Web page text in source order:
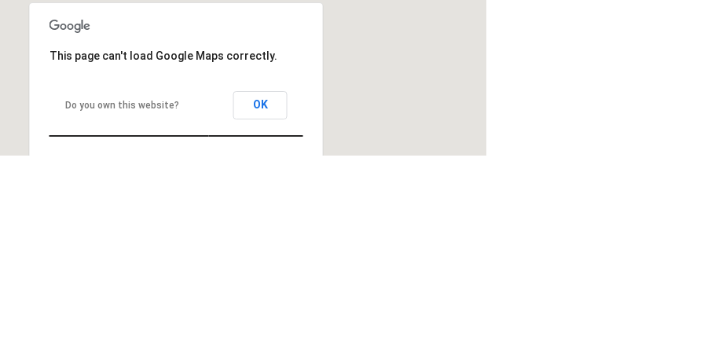
This page can't load Google Maps correctly.
Do you own this website? OK